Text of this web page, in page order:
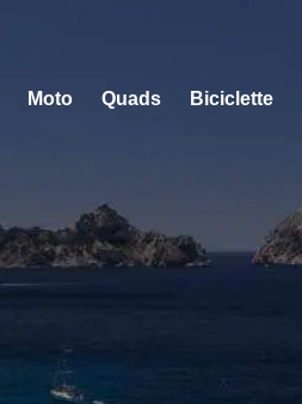
Moto Quads Biciclette